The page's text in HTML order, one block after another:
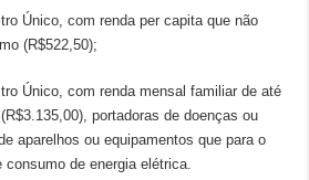
Único, com renda per capita que não
(R$522,50);
Único, com renda mensal familiar de até
portadoras de doenças ou
aparelhos ou equipamentos que para o
de energia elétrica.